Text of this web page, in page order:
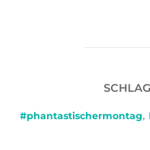
#phantastischermontag,